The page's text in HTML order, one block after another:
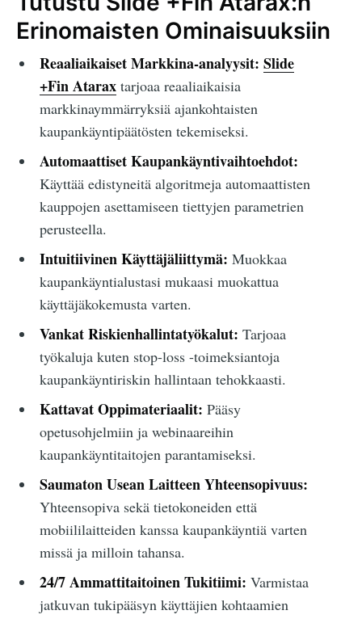
Erinomaisten Ominaisuuksiin
Reaaliaikaiset Markkina-analyysit: Slide
+Fin Ataraxtarjoaa reaaliaikaisia
markkinaymmärryksiä ajankohtaisten
kaupankäyntipäätösten tekemiseksi.
Automaattiset Kaupankäyntivaihtoehdot:
Käyttää edistyneitä algoritmeja automaattisten
kauppojen asettamiseen tiettyjen parametrien
perusteella.
Intuitiivinen Käyttäjäliittymä: Muokkaa
kaupankäyntialustasi mukaasi muokattua
käyttäjäkokemusta varten.
Vankat Riskienhallintatyökalut: Tarjoaa
työkaluja kuten stop-loss -toimeksiantoja
kaupankäyntiriskin hallintaan tehokkaasti.
Kattavat Oppimateriaalit: Pääsy
opetusohjelmiin ja webinaareihin
kaupankäyntitaitojen parantamiseksi.
Saumaton Usean Laitteen Yhteensopivuus:
Yhteensopiva sekä tietokoneiden että
mobiililaitteiden kanssa kaupankäyntiä varten
missä ja milloin tahansa.
24/7 Ammattitaitoinen Tukitiimi: Varmistaa
jatkuvan tukipääsyn käyttäjien kohtaamien